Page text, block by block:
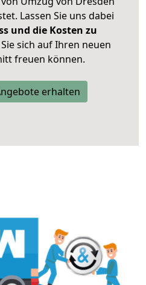
Lassen Sie uns dabei
und die Kosten zu
sich auf Ihren neuen
freuen können.
erhalten